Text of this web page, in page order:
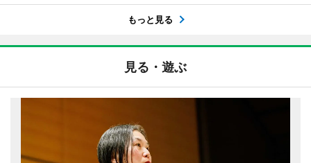
もっと見る
見る・遊ぶ